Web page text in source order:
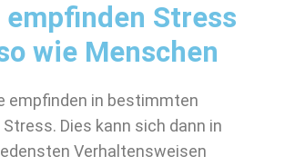
empfinden Stress
wie Menschen
empfinden in bestimmten
Dies kann sich dann in
Verhaltensweisen